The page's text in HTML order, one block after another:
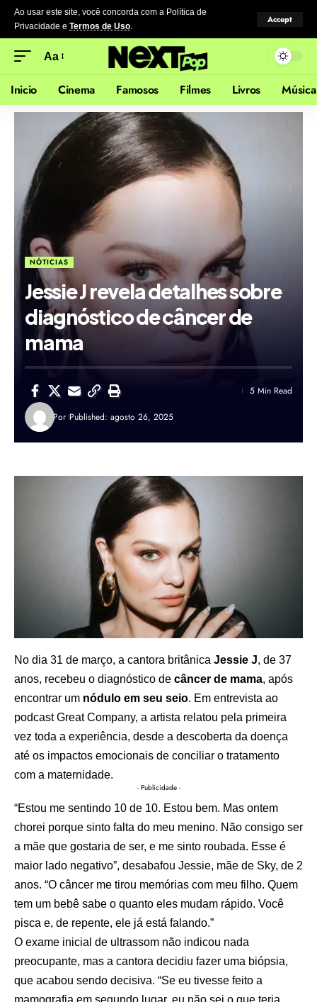
Ao usar este site, você concorda com a Política de
Privacidade e Termos de Uso.
Accept
Aa
Inicio Cinema Famosos Filmes Livros Música
NÓTICIAS
Jessie J revela detalhes sobre
diagnóstico de câncer de
mama
Por Published: agosto 26, 2025
5 Min Read
No dia 31 de março, a cantora britânica Jessie J, de 37
anos, recebeu o diagnóstico de câncer de mama, após
encontrar um nódulo em seu seio. Em entrevista ao
podcast Great Company, a artista relatou pela primeira
vez toda a experiência, desde a descoberta da doença
até os impactos emocionais de conciliar o tratamento
com a maternidade.
- Publicidade -
“Estou me sentindo 10 de 10. Estou bem. Mas ontem
chorei porque sinto falta do meu menino. Não consigo ser
a mãe que gostaria de ser, e me sinto roubada. Esse é
maior lado negativo”, desabafou Jessie, mãe de Sky, de 2
anos. “O câncer me tirou memórias com meu filho. Quem
tem um bebê sabe o quanto eles mudam rápido. Você
pisca e, de repente, ele já está falando.”
O exame inicial de ultrassom não indicou nada
preocupante, mas a cantora decidiu fazer uma biópsia,
que acabou sendo decisiva. “Se eu tivesse feito a